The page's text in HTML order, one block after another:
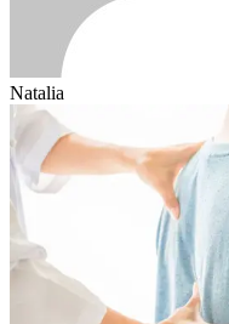
Natalia